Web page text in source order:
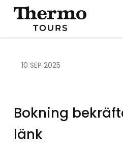
10 SEP 2025
Bokning
länk